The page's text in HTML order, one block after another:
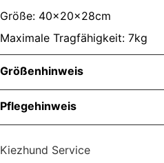
Größe: 40x20x28cm
Maximale Tragfähigkeit: 7kg
Größenhinweis
Pflegehinweis
Kiezhund Service